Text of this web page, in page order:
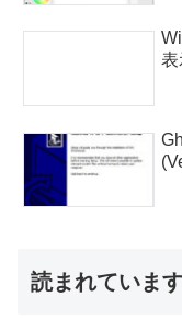
表
読まれていま